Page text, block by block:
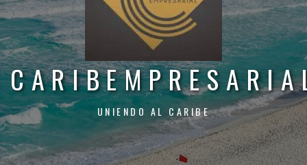
UNIENDO AL CARIBE